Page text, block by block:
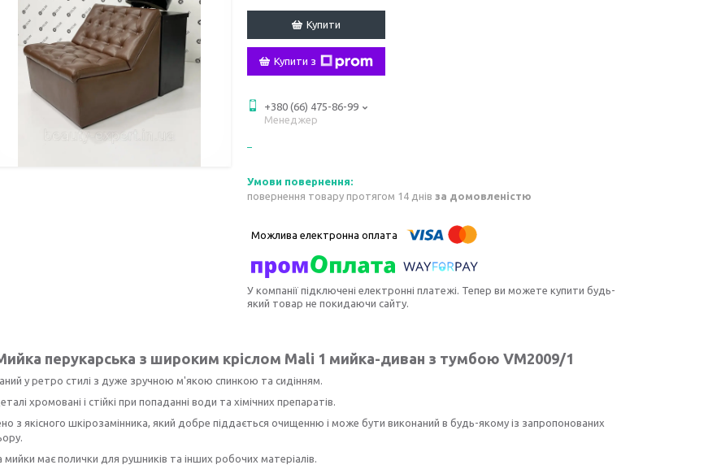
Купити
Купити з
+380 (66) 475-86-99
Менеджер
повернення товару протягом 14 днів за домовленістю
У компанії підключені електронні платежі. Тепер ви можете купити будь-
який товар не покидаючи сайту.
перукарська з широким кріслом Mali 1 мийка-диван з тумбою VM2009/1
у ретро стилі з дуже зручною м'якою спинкою та сидінням.
хромовані і стійкі при попаданні води та хімічних препаратів.
з якісного шкірозамінника, який добре піддається очищенню і може бути виконаний в будь-якому із запропонованих
мийки має полички для рушників та інших робочих матеріалів.